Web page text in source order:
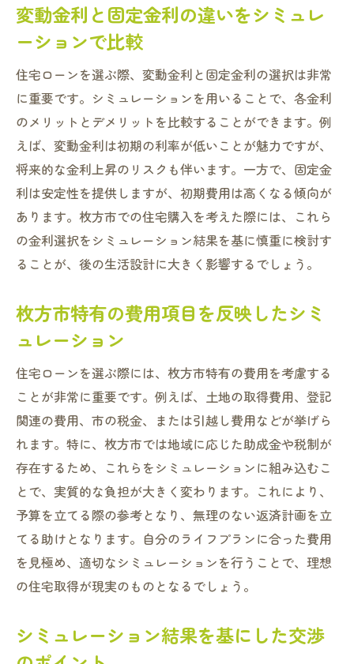
変動金利と固定金利の違いをシミュレ
ーションで比較
住宅ローンを選ぶ際、変動金利と固定金利の選択は非常
に重要です。シミュレーションを用いることで、各金利
のメリットとデメリットを比較することができます。例
えば、変動金利は初期の利率が低いことが魅力ですが、
将来的な金利上昇のリスクも伴います。一方で、固定金
利は安定性を提供しますが、初期費用は高くなる傾向が
あります。枚方市での住宅購入を考えた際には、これら
の金利選択をシミュレーション結果を基に慎重に検討す
ることが、後の生活設計に大きく影響するでしょう。
枚方市特有の費用項目を反映したシミ
ュレーション
住宅ローンを選ぶ際には、枚方市特有の費用を考慮する
ことが非常に重要です。例えば、土地の取得費用、登記
関連の費用、市の税金、または引越し費用などが挙げら
れます。特に、枚方市では地域に応じた助成金や税制が
存在するため、これらをシミュレーションに組み込むこ
とで、実質的な負担が大きく変わります。これにより、
予算を立てる際の参考となり、無理のない返済計画を立
てる助けとなります。自分のライフプランに合った費用
を見極め、適切なシミュレーションを行うことで、理想
の住宅取得が現実のものとなるでしょう。
シミュレーション結果を基にした交渉